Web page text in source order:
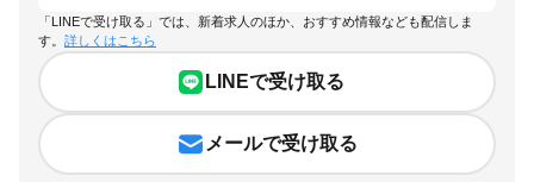
「LINEで受け取る」では、新着求人のほか、おすすめ情報なども配信しま
す。 詳しくはこちら
LINEで受け取る
メールで受け取る